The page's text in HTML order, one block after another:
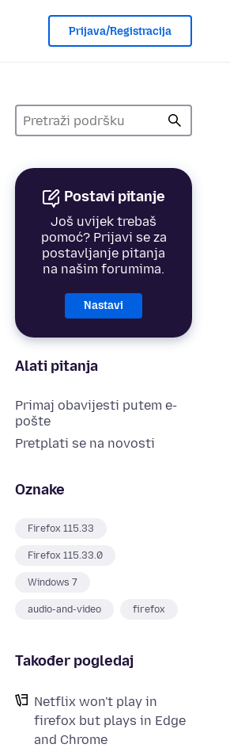
Prijava/Registracija
Postavi pitanje
Još uvijek trebaš
pomoć? Prijavi se za
postavljanje pitanja
na našim forumima.
Nastavi
Alati pitanja
Primaj obavijesti putem e-
pošte
Pretplati se na novosti
Oznake
Firefox 115.33
Firefox 115.33.0
Windows 7
audio-and-video firefox
Također pogledaj
Netflix won't play in
firefox but plays in Edge
and Chrome